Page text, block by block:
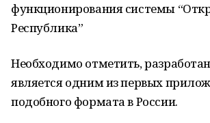
функционирования системы
Республика”
Необходимо отметить,
является одним из первых
подобного формата в России.